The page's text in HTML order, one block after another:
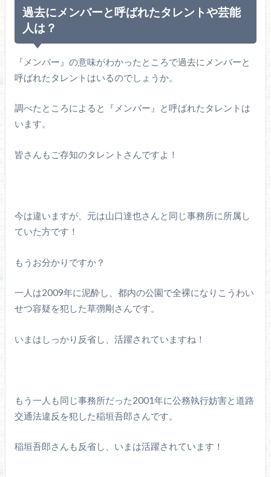
過去にメンバーと呼ばれたタレントや芸能
人は？
『メンバー』の意味がわかったところで過去にメンバーと
呼ばれたタレントはいるのでしょうか。
調べたところによると『メンバー』と呼ばれたタレントは
います。
皆さんもご存知のタレントさんですよ！
今は違いますが、元は山口達也さんと同じ事務所に所属し
ていた方です！
もうお分かりですか？
一人は2009年に泥酔し、都内の公園で全裸になりこうわい
せつ容疑を犯した草彅剛さんです。
いまはしっかり反省し、活躍されていますね！
もう一人も同じ事務所だった2001年に公務執行妨害と道路
交通法違反を犯した稲垣吾郎さんです。
稲垣吾郎さんも反省し、いまは活躍されています！